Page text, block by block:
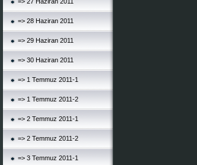
=> 28 Haziran 2011
=> 29 Haziran 2011
=> 30 Haziran 2011
=> 1 Temmuz 2011-1
=> 1 Temmuz 2011-2
=> 2 Temmuz 2011-1
=> 2 Temmuz 2011-2
=> 3 Temmuz 2011-1